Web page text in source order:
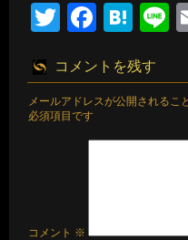
Twitter
コメントを残す
メールアドレスが公開されるこ
必須項目です
コメント ※